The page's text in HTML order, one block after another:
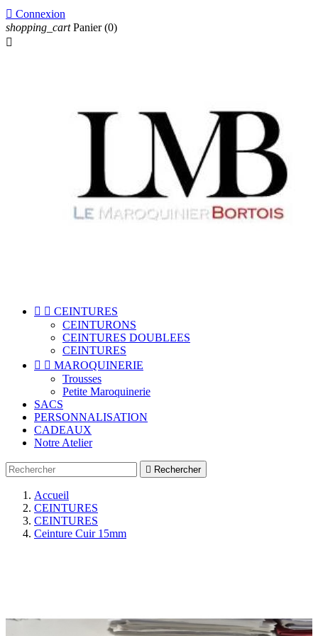
 Connexion
shopping_cart Panier (0)

  CEINTURES
CEINTURONS
CEINTURES DOUBLEES
CEINTURES
  MAROQUINERIE
Trousses
Petite Maroquinerie
SACS
PERSONNALISATION
CADEAUX
Notre Atelier
 Rechercher
Accueil
CEINTURES
CEINTURES
Ceinture Cuir 15mm